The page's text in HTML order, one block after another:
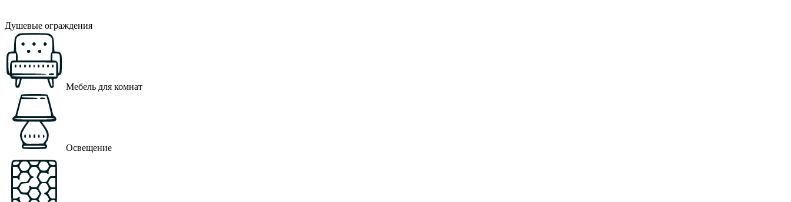
Душевые ограждения
Мебель для комнат
Освещение